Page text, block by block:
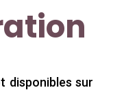
disponibles sur